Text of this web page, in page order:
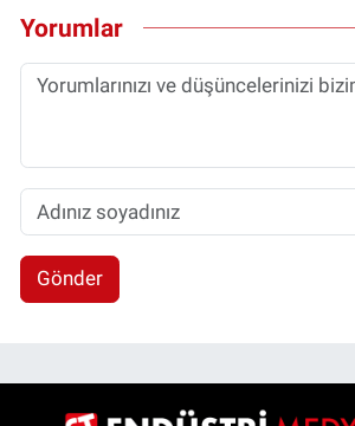
Yorumlar
Gönder